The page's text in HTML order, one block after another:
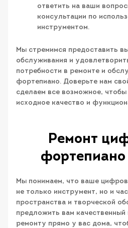
ответить на ваши
консультации по
инструментом.
Мы стремимся предоставить
обслуживания и
потребности в ремонте и
фортепиано. Доверьте нам
сделаем все возможное, чтобы
исходное качество и
Ремонт
Мы понимаем, что ваше
не только инструмент, но и
пространства и творческой
предложить вам
ремонту прямо у вас дома,